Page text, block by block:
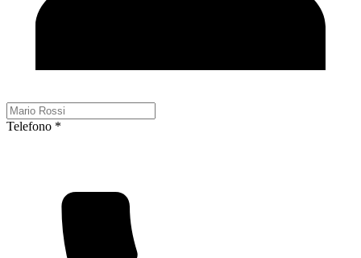
Telefono *